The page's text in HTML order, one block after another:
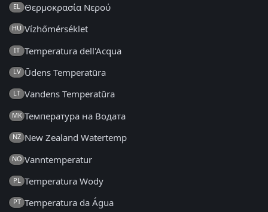
EL Θερμοκρασία Νερού
HU Vízhőmérséklet
IT Temperatura dell'Acqua
LV Ūdens Temperatūra
LT Vandens Temperatūra
MK Температура на Водата
NZ New Zealand Watertemp
NO Vanntemperatur
PL Temperatura Wody
PT Temperatura da Água